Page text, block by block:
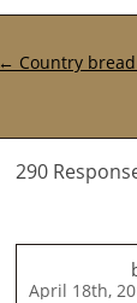
Post navigation
← Country
290
April 18th,